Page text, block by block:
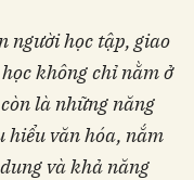
người học tập, giao
không chỉ nằm ở
là những năng
hiểu văn hóa, nắm
và khả năng